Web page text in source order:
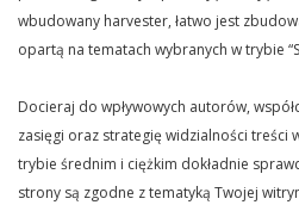
wbudowany harvester, łatwo jest
opartą na tematach wybranych w trybie
Docieraj do wpływowych autorów,
zasięgi oraz strategię widzialności treści
trybie średnim i ciężkim dokładnie
strony są zgodne z tematyką Twojej